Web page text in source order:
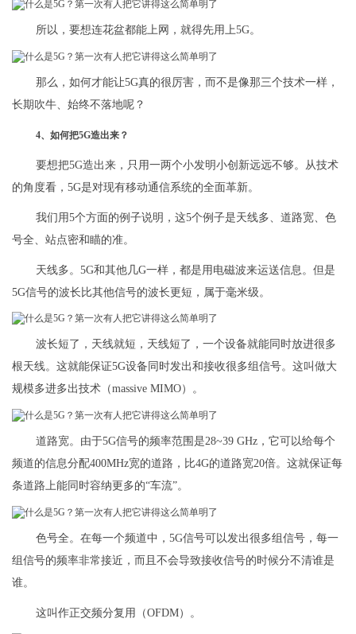
所以，要想连花盆都能上网，就得先用上5G。
那么，如何才能让5G真的很厉害，而不是像那三个技术一样，
长期吹牛、始终不落地呢？
4、如何把5G造出来？
要想把5G造出来，只用一两个小发明小创新远远不够。从技术
的角度看，5G是对现有移动通信系统的全面革新。
我们用5个方面的例子说明，这5个例子是天线多、道路宽、色
号全、站点密和瞄的准。
天线多。5G和其他几G一样，都是用电磁波来运送信息。但是
5G信号的波长比其他信号的波长更短，属于毫米级。
波长短了，天线就短，天线短了，一个设备就能同时放进很多
根天线。这就能保证5G设备同时发出和接收很多组信号。这叫做大
规模多进多出技术（massive MIMO）。
道路宽。由于5G信号的频率范围是28~39 GHz，它可以给每个
频道的信息分配400MHz宽的道路，比4G的道路宽20倍。这就保证每
条道路上能同时容纳更多的“车流”。
色号全。在每一个频道中，5G信号可以发出很多组信号，每一
组信号的频率非常接近，而且不会导致接收信号的时候分不清谁是
谁。
这叫作正交频分复用（OFDM）。